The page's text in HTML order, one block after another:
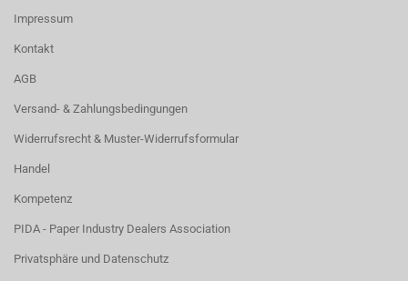
Impressum
Kontakt
AGB
Versand- & Zahlungsbedingungen
Widerrufsrecht & Muster-Widerrufsformular
Handel
Kompetenz
PIDA - Paper Industry Dealers Association
Privatsphäre und Datenschutz